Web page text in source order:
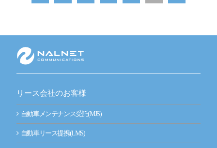
リース会社のお客様
自動車メンテナンス受託(MJS)
自動車リース提携(LMS)